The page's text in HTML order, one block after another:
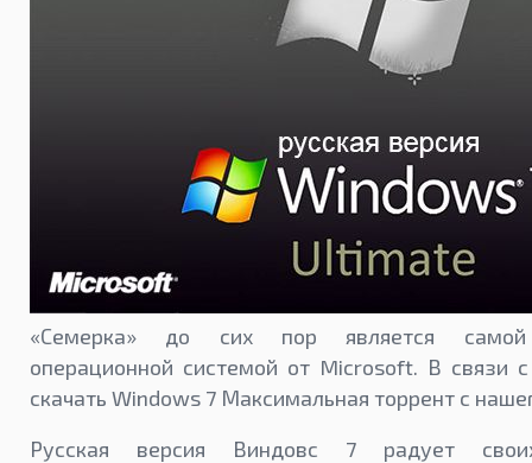
«Семерка» до сих пор является самой
операционной системой от Microsoft. В связи
скачать Windows 7 Максимальная торрент с
Русская версия Виндовс 7 радует